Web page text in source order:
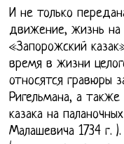
И не только
движение, жизнь на
«Запорожский
время в жизни
относятся гравюры
Ригельмана, а
казака на
Малашевича 1734 г.